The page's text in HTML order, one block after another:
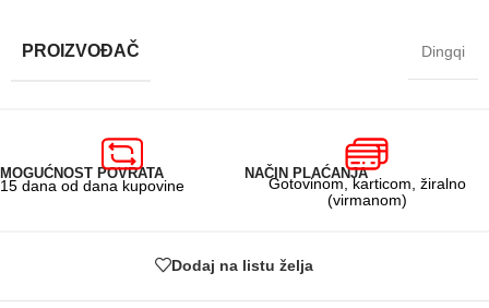
PROIZVOĐAČ Dingqi
MOGUĆNOST POVRATA
15 dana od dana kupovine
NAČIN PLAĆANJA
Gotovinom, karticom, žiralno
(virmanom)
Dodaj na listu želja